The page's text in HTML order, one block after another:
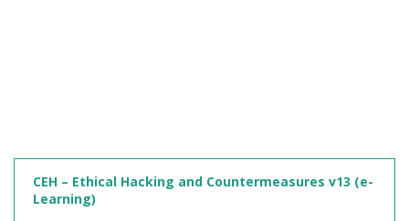
CEH – Ethical Hacking and Countermeasures v13 (e-
Learning)